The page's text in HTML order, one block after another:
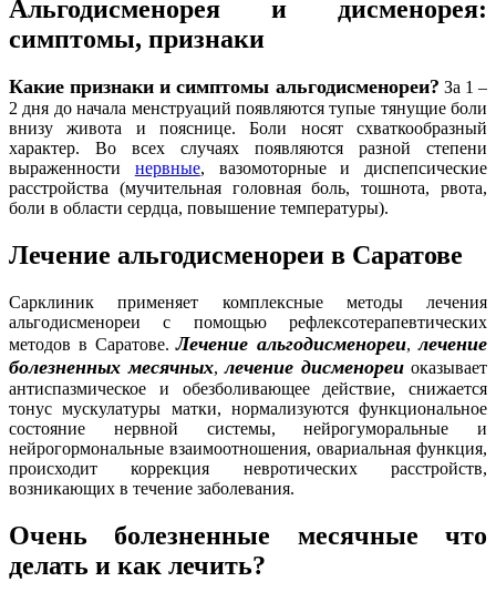
Альгодисменорея и дисменорея:
симптомы, признаки
Какие признаки и симптомы альгодисменореи? За 1 –
2 дня до начала менструаций появляются тупые тянущие боли
внизу живота и пояснице. Боли носят схваткообразный
характер. Во всех случаях появляются разной степени
выраженности нервные, вазомоторные и диспепсические
расстройства (мучительная головная боль, тошнота, рвота,
боли в области сердца, повышение температуры).
Лечение альгодисменореи в Саратове
Сарклиник применяет комплексные методы лечения
альгодисменореи с помощью рефлексотерапевтических
методов в Саратове.Лечение альгодисменореи,лечение
болезненных месячных,лечение дисменореи оказывает
антиспазмическое и обезболивающее действие, снижается
тонус мускулатуры матки, нормализуются функциональное
состояние нервной системы, нейрогуморальные и
нейрогормональные взаимоотношения, овариальная функция,
происходит коррекция невротических расстройств,
возникающих в течение заболевания.
Очень болезненные месячные что
делать и как лечить?